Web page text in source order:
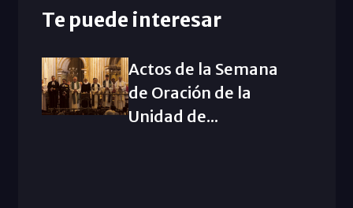
Te puede interesar
Actos de la Semana
de Oración de la
Unidad de...